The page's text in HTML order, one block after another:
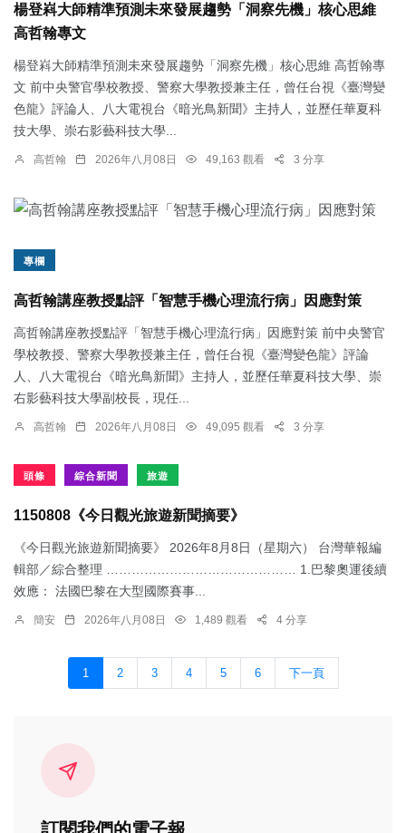
楊登嵙大師精準預測未來發展趨勢「洞察先機」核心思維
高哲翰專文
楊登嵙大師精準預測未來發展趨勢「洞察先機」核心思維 高哲翰專
文 前中央警官學校教授、警察大學教授兼主任，曾任台視《臺灣變
色龍》評論人、八大電視台《暗光鳥新聞》主持人，並歷任華夏科
技大學、崇右影藝科技大學...
高哲翰 2026年八月08日 49,163 觀看 3 分享
專欄
高哲翰講座教授點評「智慧手機心理流行病」因應對策
高哲翰講座教授點評「智慧手機心理流行病」因應對策 前中央警官
學校教授、警察大學教授兼主任，曾任台視《臺灣變色龍》評論
人、八大電視台《暗光鳥新聞》主持人，並歷任華夏科技大學、崇
右影藝科技大學副校長，現任...
高哲翰 2026年八月08日 49,095 觀看 3 分享
頭條 綜合新聞 旅遊
1150808《今日觀光旅遊新聞摘要》
《今日觀光旅遊新聞摘要》 2026年8月8日（星期六） 台灣華報編
輯部／綜合整理 ……………………………………… 1.​巴黎奧運後續
效應： 法國巴黎在大型國際賽事...
簡安 2026年八月08日 1,489 觀看 4 分享
1 2 3 4 5 6 下一頁